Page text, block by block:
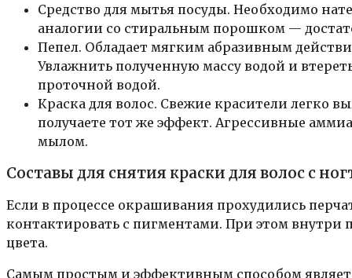
Средство для мытья посуды. Необходимо
аналогии со стиральным порошком —
Пепел. Обладает мягким абразивным
Увлажнить полученную массу водой и
проточной водой.
Краска для волос. Свежие красители легко
получаете тот же эффект. Агрессивные
мылом.
Составы для снятия краски для волос с
Если в процессе окрашивания прохудились
контактировать с пигментами. При этом внутри
цвета.
Самым простым и эффективным способом